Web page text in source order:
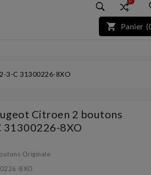
)*}
Panier (
3-C 31300226-8XO
Citroen 2 boutons
8XO
Originale
8XO